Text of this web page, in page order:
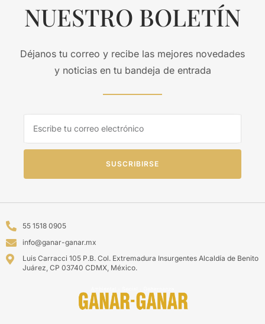
NUESTRO BOLETÍN
Déjanos tu correo y recibe las mejores novedades
y noticias en tu bandeja de entrada
SUSCRIBIRSE
55 1518 0905
info@ganar-ganar.mx
Luis Carracci 105 P.B. Col. Extremadura Insurgentes Alcaldía de Benito
Juárez, CP 03740 CDMX, México.